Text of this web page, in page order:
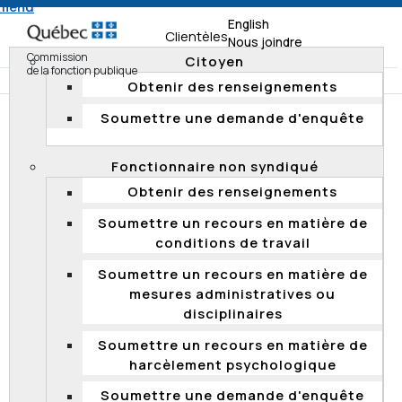
Commission
de la fonction publique
English
Nous joindre
Clientèles
Citoyen
Obtenir des renseignements
Soumettre une demande d'enquête
Fonctionnaire non syndiqué
Obtenir des renseignements
Soumettre un recours en matière de
conditions de travail
Soumettre un recours en matière de
mesures administratives ou
disciplinaires
Soumettre un recours en matière de
harcèlement psychologique
Soumettre une demande d'enquête
Accueil Documentation Décisions Décisions 2021
DÉCISIONS 2021
Absence de compétence de la
processus de qualification visant
exclusivement la promotion –
Nomination d’une personne
Le 9 novembre 2021, la Commission a déclaré qu’elle
n’avait pas compétence pour entendre un recours en